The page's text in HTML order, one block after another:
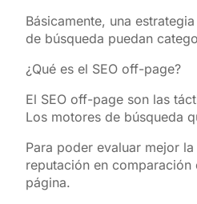
Básicamente, una
de búsqueda puedan
¿Qué es el SEO off-page?
El SEO off-page son las
Los motores de búsqueda
Para poder evaluar mejor
reputación en
página.